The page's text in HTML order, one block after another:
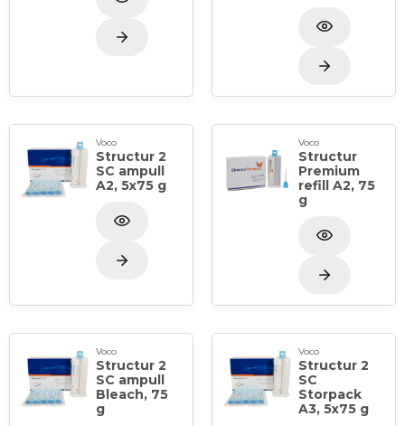
Voco
Structur 2
SC ampull
A2, 5x75 g
Voco
Structur
Premium
refill A2, 75
g
Voco
Structur 2
SC ampull
Bleach, 75
g
Voco
Structur 2
SC
Storpack
A3, 5x75 g